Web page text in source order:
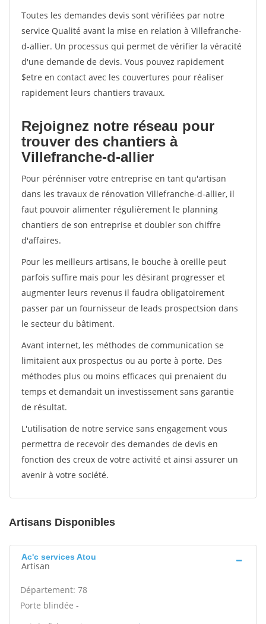
Toutes les demandes devis sont vérifiées par notre
service Qualité avant la mise en relation à Villefranche-
d-allier. Un processus qui permet de vérifier la véracité
d'une demande de devis. Vous pouvez rapidement
$etre en contact avec les couvertures pour réaliser
rapidement leurs chantiers travaux.
Rejoignez notre réseau pour
trouver des chantiers à
Villefranche-d-allier
Pour pérénniser votre entreprise en tant qu'artisan
dans les travaux de rénovation Villefranche-d-allier, il
faut pouvoir alimenter régulièrement le planning
chantiers de son entreprise et doubler son chiffre
d'affaires.
Pour les meilleurs artisans, le bouche à oreille peut
parfois suffire mais pour les désirant progresser et
augmenter leurs revenus il faudra obligatoirement
passer par un fournisseur de leads prospectsion dans
le secteur du bâtiment.
Avant internet, les méthodes de communication se
limitaient aux prospectus ou au porte à porte. Des
méthodes plus ou moins efficaces qui prenaient du
temps et demandait un investissement sans garantie
de résultat.
L'utilisation de notre service sans engagement vous
permettra de recevoir des demandes de devis en
fonction des creux de votre activité et ainsi assurer un
avenir à votre société.
Artisans Disponibles
Ac'c services Atou
Artisan
Département: 78
Porte blindée -